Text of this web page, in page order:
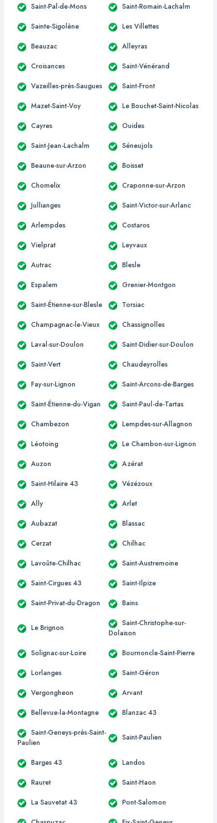
Saint-Pal-de-Mons Saint-Romain-Lachalm
Sainte-Sigolène Les Villettes
Beauzac Alleyras
Croisances Saint-Vénérand
Vazeilles-près-Saugues Saint-Front
Mazet-Saint-Voy Le Bouchet-Saint-Nicolas
Cayres Ouides
Saint-Jean-Lachalm Séneujols
Beaune-sur-Arzon Boisset
Chomelix Craponne-sur-Arzon
Jullianges Saint-Victor-sur-Arlanc
Arlempdes Costaros
Vielprat Leyvaux
Autrac Blesle
Espalem Grenier-Montgon
Saint-Étienne-sur-Blesle Torsiac
Champagnac-le-Vieux Chassignolles
Laval-sur-Doulon Saint-Didier-sur-Doulon
Saint-Vert Chaudeyrolles
Fay-sur-Lignon Saint-Arcons-de-Barges
Saint-Étienne-du-Vigan Saint-Paul-de-Tartas
Chambezon Lempdes-sur-Allagnon
Léotoing Le Chambon-sur-Lignon
Auzon Azérat
Saint-Hilaire 43 Vézézoux
Ally Arlet
Aubazat Blassac
Cerzat Chilhac
Lavoûte-Chilhac Saint-Austremoine
Saint-Cirgues 43 Saint-Ilpize
Saint-Privat-du-Dragon Bains
Le Brignon
Saint-Christophe-sur-
Dolaison
Solignac-sur-Loire Bournoncle-Saint-Pierre
Lorlanges Saint-Géron
Vergongheon Arvant
Bellevue-la-Montagne Blanzac 43
Saint-Geneys-près-Saint-
Paulien
Saint-Paulien
Barges 43 Landos
Rauret Saint-Haon
La Sauvetat 43 Pont-Salomon